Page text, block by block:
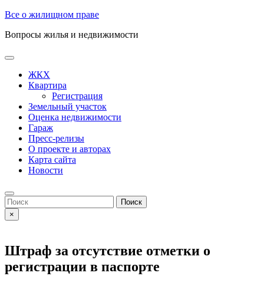
Skip
content
Все о жилищном праве
Вопросы жилья и недвижимости
Open
ButtonЖКХ
Квартира
Регистрация
Земельный участок
Оценка недвижимости
Гараж
Пресс-релизы
О проекте и авторах
Карта сайта
Новости
Close
Button
Search
for:
×
Штраф за отсутствие отметки о
регистрации в паспорте